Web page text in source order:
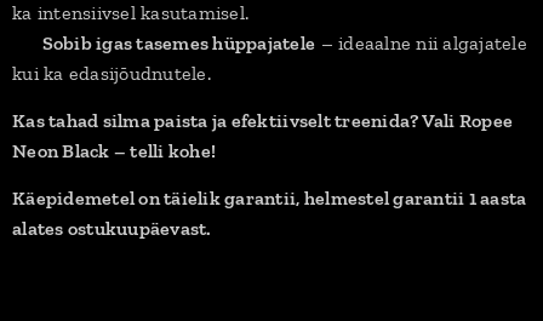
ka intensiivsel kasutamisel.
Sobib igas tasemes hüppajatele – ideaalne nii algajatele
kui ka edasijõudnutele.
Kas tahad silma paista ja efektiivselt treenida? Vali Ropee
Neon Black – telli kohe!
Käepidemetel on täielik garantii, helmestel garantii 1 aasta
alates ostukuupäevast.